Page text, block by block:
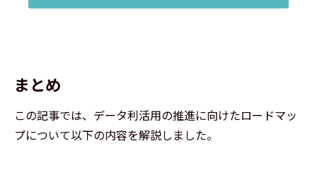
まとめ
この記事では、データ利活用の推進に向けたロードマッ
プについて以下の内容を解説しました。